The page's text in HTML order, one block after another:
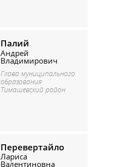
Палий
Андрей
Владимирович
Глава муниципального
образования
Тимашевский район
Перевертайло
Лариса
Валентиновна